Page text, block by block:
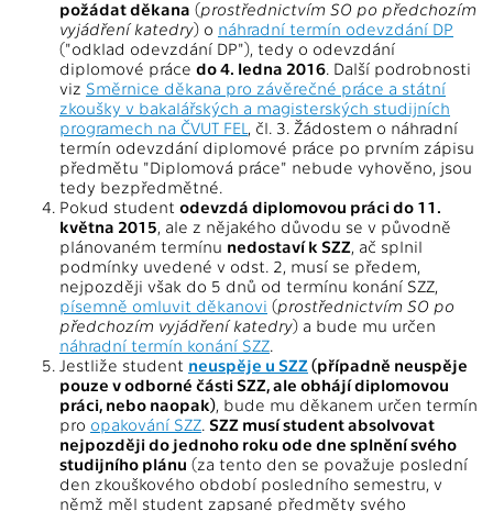
požádat děkana (prostřednictvím SO po předchozím
vyjádření katedry) o náhradní termín odevzdání DP
("odklad odevzdání DP"), tedy o odevzdání
diplomové práce do 4. ledna 2016. Další podrobnosti
viz Směrnice děkana pro závěrečné práce a státní
zkoušky v bakalářských a magisterských studijních
programech na ČVUT FEL , čl. 3. Žádostem o náhradní
termín odevzdání diplomové práce po prvním zápisu
předmětu "Diplomová práce" nebude vyhověno, jsou
tedy bezpředmětné.
Pokud student odevzdá diplomovou práci do 11.
května 2015, ale z nějakého důvodu se v původně
plánovaném termínu nedostaví k SZZ, ač splnil
podmínky uvedené v odst. 2, musí se předem,
nejpozději však do 5 dnů od termínu konání SZZ,
písemně omluvit děkanovi (prostřednictvím SO po
předchozím vyjádření katedry) a bude mu určen
náhradní termín konání SZZ.
Jestliže student neuspěje u SZZ (případně neuspěje
pouze v odborné části SZZ, ale obhájí diplomovou
práci, nebo naopak), bude mu děkanem určen termín
pro opakování SZZ. SZZ musí student absolvovat
nejpozději do jednoho roku ode dne splnění svého
studijního plánu (za tento den se považuje poslední
den zkouškového období posledního semestru, v
němž měl student zapsané předměty svého